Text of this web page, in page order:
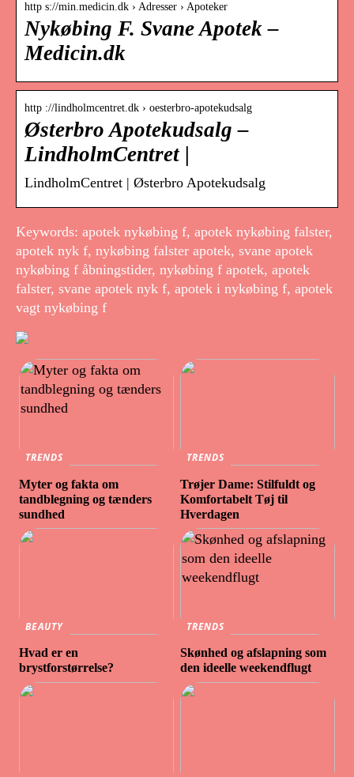
http s://min.medicin.dk › Adresser › Apoteker
Nykøbing F. Svane Apotek –
Medicin.dk
http ://lindholmcentret.dk › oesterbro-apotekudsalg
Østerbro Apotekudsalg –
LindholmCentret |
LindholmCentret | Østerbro Apotekudsalg
Keywords: apotek nykøbing f, apotek nykøbing falster,
apotek nyk f, nykøbing falster apotek, svane apotek
nykøbing f åbningstider, nykøbing f apotek, apotek
falster, svane apotek nyk f, apotek i nykøbing f, apotek
vagt nykøbing f
TRENDS
Myter og fakta om
tandblegning og tænders
sundhed
TRENDS
Trøjer Dame: Stilfuldt og
Komfortabelt Tøj til
Hverdagen
BEAUTY
Hvad er en
brystforstørrelse?
TRENDS
Skønhed og afslapning som
den ideelle weekendflugt